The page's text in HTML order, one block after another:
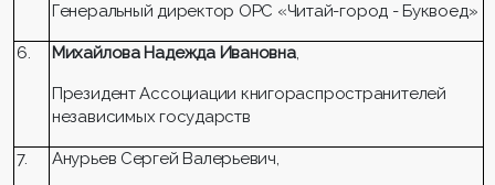
Генеральный директор ОРС «Читай-город - Буквоед»
6. Михайлова Надежда Ивановна,
Президент Ассоциации книгораспространителей
независимых государств
7. Анурьев Сергей Валерьевич,